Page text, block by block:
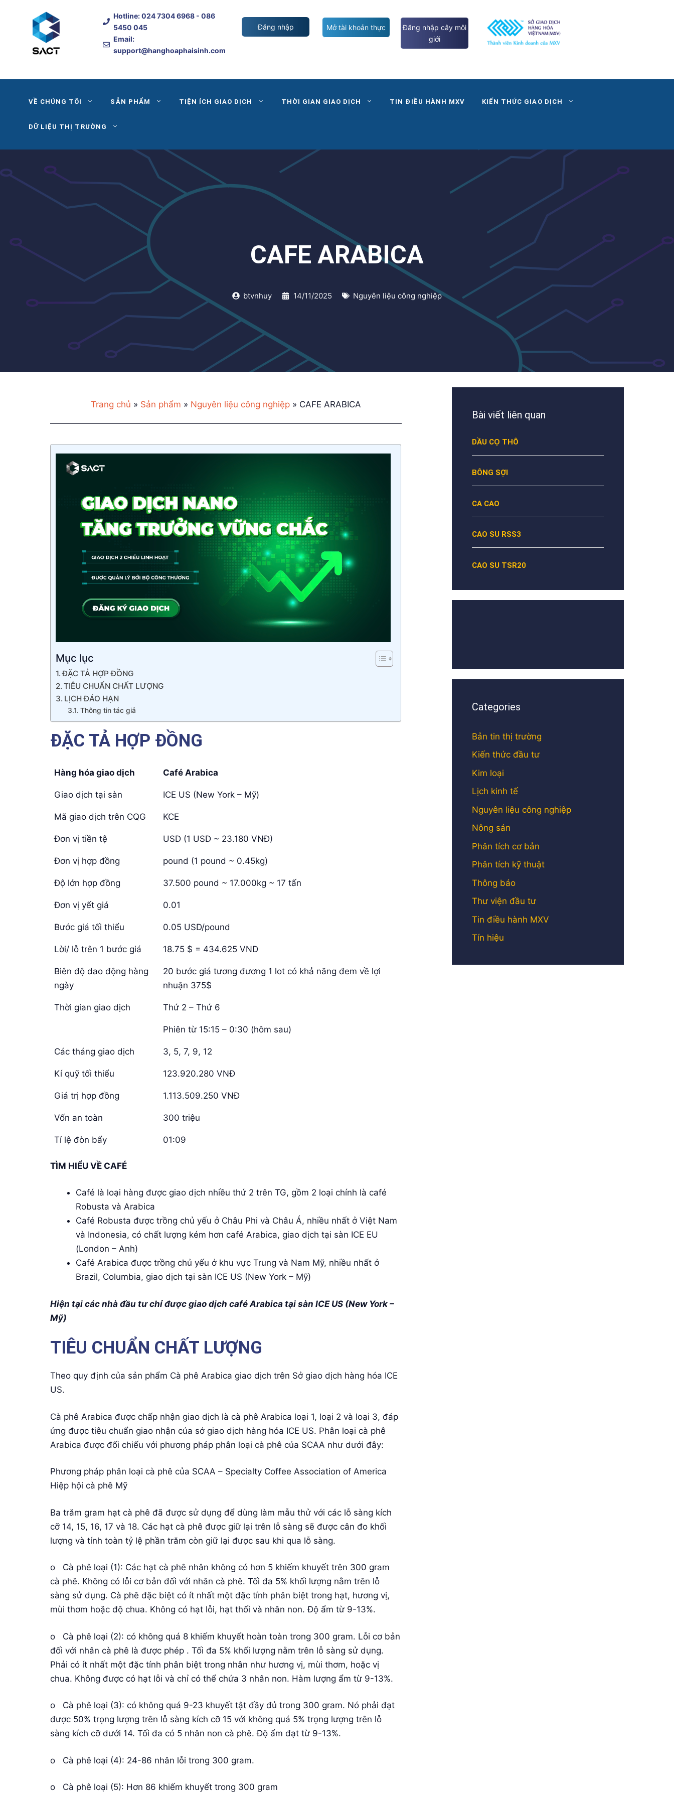
Hotline:024 7304 6968 - 086
5450 045
Email:
support@hanghoaphaisinh.com
Đăng nhập Mở tài khoản thực
Đăng nhập cây môi
giới
VỀ CHÚNG TÔI SẢN PHẨM TIỆN ÍCH GIAO DỊCH THỜI GIAN GIAO DỊCH TIN ĐIỀU HÀNH MXV KIẾN THỨC GIAO DỊCH
DỮ LIỆU THỊ TRƯỜNG
CAFE ARABICA
btvnhuy 14/11/2025 Nguyên liệu công nghiệp
Trang chủ » Sản phẩm » Nguyên liệu công nghiệp» CAFE ARABICA
Mục lục
ĐẶC TẢ HỢP ĐỒNG
TIÊU CHUẨN CHẤT LƯỢNG
LỊCH ĐÁO HẠN
Thông tin tác giả
ĐẶC TẢ HỢP ĐỒNG
Hàng hóa giao dịch Café Arabica
Giao dịch tại sàn ICE US (New York – Mỹ)
Mã giao dịch trên CQG KCE
Đơn vị tiền tệ USD (1 USD ~ 23.180 VNĐ)
Đơn vị hợp đồng pound (1 pound ~ 0.45kg)
Độ lớn hợp đồng 37.500 pound ~ 17.000kg ~ 17 tấn
Đơn vị yết giá 0.01
Bước giá tối thiểu 0.05 USD/pound
Lời/ lỗ trên 1 bước giá 18.75 $ = 434.625 VND
Biên độ dao động hàng
ngày
20 bước giá tương đương 1 lot có khả năng đem về lợi
nhuận 375$
Thời gian giao dịch Thứ 2 – Thứ 6
Phiên từ 15:15 – 0:30 (hôm sau)
Các tháng giao dịch 3, 5, 7, 9, 12
Kí quỹ tối thiểu 123.920.280 VNĐ
Giá trị hợp đồng 1.113.509.250 VNĐ
Vốn an toàn 300 triệu
Tỉ lệ đòn bẩy 01:09
TÌM HIỂU VỀ CAFÉ
Café là loại hàng được giao dịch nhiều thứ 2 trên TG, gồm 2 loại chính là café
Robusta và Arabica
Café Robusta được trồng chủ yếu ở Châu Phi và Châu Á, nhiều nhất ở Việt Nam
và Indonesia, có chất lượng kém hơn café Arabica, giao dịch tại sàn ICE EU
(London – Anh)
Café Arabica được trồng chủ yếu ở khu vực Trung và Nam Mỹ, nhiều nhất ở
Brazil, Columbia, giao dịch tại sàn ICE US (New York – Mỹ)
Hiện tại các nhà đầu tư chỉ được giao dịch café Arabica tại sàn ICE US (New York –
Mỹ)
TIÊU CHUẨN CHẤT LƯỢNG
Theo quy định của sản phẩm Cà phê Arabica giao dịch trên Sở giao dịch hàng hóa ICE
US.
Cà phê Arabica được chấp nhận giao dịch là cà phê Arabica loại 1, loại 2 và loại 3, đáp
ứng được tiêu chuẩn giao nhận của sở giao dịch hàng hóa ICE US. Phân loại cà phê
Arabica được đối chiếu với phương pháp phân loại cà phê của SCAA như dưới đây:
Phương pháp phân loại cà phê của SCAA – Specialty Coffee Association of America
Hiệp hội cà phê Mỹ
Ba trăm gram hạt cà phê đã được sử dụng để dùng làm mẫu thử với các lỗ sàng kích
cỡ 14, 15, 16, 17 và 18. Các hạt cà phê được giữ lại trên lỗ sàng sẽ được cân đo khối
lượng và tính toàn tỷ lệ phần trăm còn giữ lại được sau khi qua lỗ sàng.
o Cà phê loại (1): Các hạt cà phê nhân không có hơn 5 khiếm khuyết trên 300 gram
cà phê. Không có lỗi cơ bản đối với nhân cà phê. Tối đa 5% khối lượng nằm trên lỗ
sàng sử dụng. Cà phê đặc biệt có ít nhất một đặc tính phân biệt trong hạt, hương vị,
mùi thơm hoặc độ chua. Không có hạt lỗi, hạt thối và nhân non. Độ ẩm từ 9-13%.
o Cà phê loại (2): có không quá 8 khiếm khuyết hoàn toàn trong 300 gram. Lỗi cơ bản
đối với nhân cà phê là được phép . Tối đa 5% khối lượng nằm trên lỗ sàng sử dụng.
Phải có ít nhất một đặc tính phân biệt trong nhân như hương vị, mùi thơm, hoặc vị
chua. Không được có hạt lỗi và chỉ có thể chứa 3 nhân non. Hàm lượng ẩm từ 9-13%.
o Cà phê loại (3): có không quá 9-23 khuyết tật đầy đủ trong 300 gram. Nó phải đạt
được 50% trọng lượng trên lỗ sàng kích cỡ 15 với không quá 5% trọng lượng trên lỗ
sàng kích cỡ dưới 14. Tối đa có 5 nhân non cà phê. Độ ẩm đạt từ 9-13%.
o Cà phê loại (4): 24-86 nhân lỗi trong 300 gram.
o Cà phê loại (5): Hơn 86 khiếm khuyết trong 300 gram
Bài viết liên quan
DẦU CỌ THÔ
BÔNG SỢI
CA CAO
CAO SU RSS3
CAO SU TSR20
Categories
Bản tin thị trường
Kiến thức đầu tư
Kim loại
Lịch kinh tế
Nguyên liệu công nghiệp
Nông sản
Phân tích cơ bản
Phân tích kỹ thuật
Thông báo
Thư viện đầu tư
Tin điều hành MXV
Tín hiệu